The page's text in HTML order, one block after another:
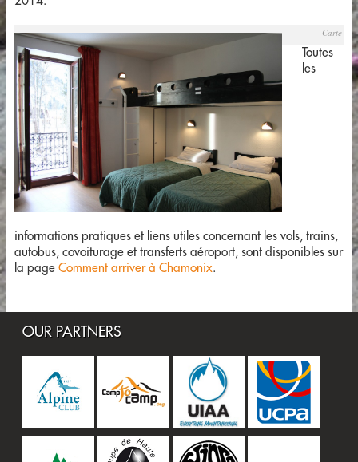
Carte du
Toutes
les
informations pratiques et liens utiles concernant les vols, trains,
autobus, covoiturage et transferts aéroport, sont disponibles sur
la page Comment arriver à Chamonix.
OUR PARTNERS